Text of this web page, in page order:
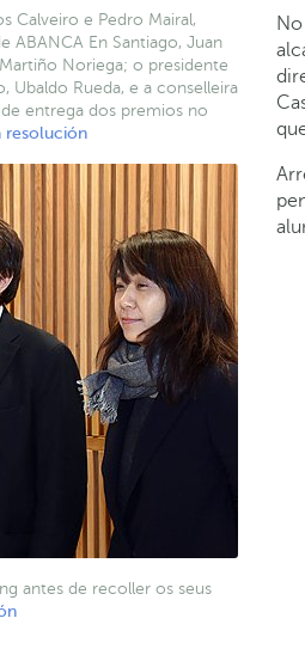
Calveiro e Pedro Mairal,
En Santiago, Juan
Noriega; o presidente
Ubaldo Rueda, e a conselleira
entrega dos premios no
resolución
antes de recoller os seus